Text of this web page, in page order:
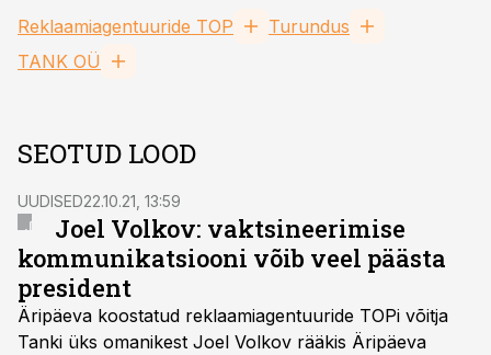
Reklaamiagentuuride TOP
Turundus
TANK OÜ
SEOTUD LOOD
UUDISED22.10.21, 13:59
Joel Volkov: vaktsineerimise
kommunikatsiooni võib veel päästa
president
Äripäeva koostatud reklaamiagentuuride TOPi võitja
Tanki üks omanikest Joel Volkov rääkis Äripäeva